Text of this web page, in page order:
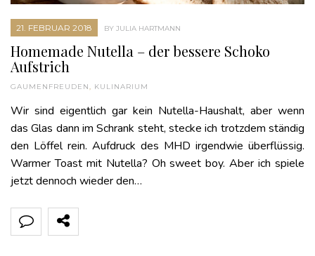
21. FEBRUAR 2018 BY JULIA HARTMANN
Homemade Nutella – der bessere Schoko
Aufstrich
GAUMENFREUDEN, KULINARIUM
Wir sind eigentlich gar kein Nutella-Haushalt, aber wenn
das Glas dann im Schrank steht, stecke ich trotzdem ständig
den Löffel rein. Aufdruck des MHD irgendwie überflüssig.
Warmer Toast mit Nutella? Oh sweet boy. Aber ich spiele
jetzt dennoch wieder den…